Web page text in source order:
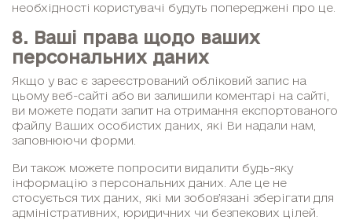
необхідності користувачі будуть попереджені про це.
8. Ваші права щодо ваших
персональних даних
Якщо у вас є зареєстрований обліковий запис на
цьому веб-сайті або ви залишили коментарі на сайті,
ви можете подати запит на отримання експортованого
файлу Ваших особистих даних, які Ви надали нам,
заповнюючи форми.
Ви також можете попросити видалити будь-яку
інформацію з персональних даних. Але це не
стосується тих даних, які ми зобов’язані зберігати для
адміністративних, юридичних чи безпекових цілей.